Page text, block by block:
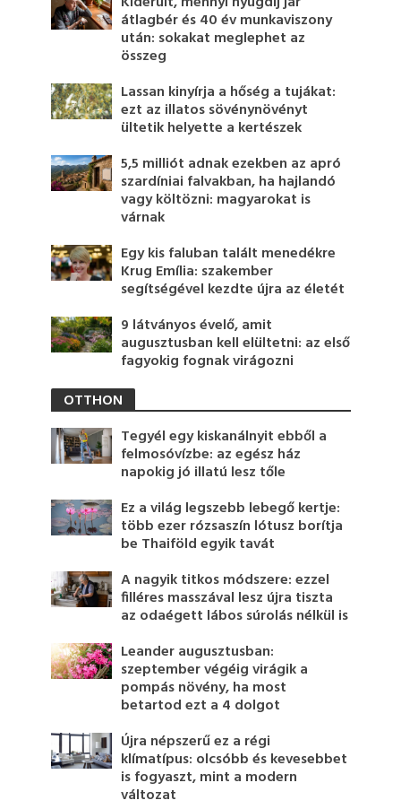
átlagbér és 40 év munkaviszony
után: sokakat meglephet az
összeg
Lassan kinyírja a hőség a tujákat:
ezt az illatos sövénynövényt
ültetik helyette a kertészek
5,5 milliót adnak ezekben az apró
szardíniai falvakban, ha hajlandó
vagy költözni: magyarokat is
várnak
Egy kis faluban talált menedékre
Krug Emília: szakember
segítségével kezdte újra az életét
9 látványos évelő, amit
augusztusban kell elültetni: az első
fagyokig fognak virágozni
OTTHON
Tegyél egy kiskanálnyit ebből a
felmosóvízbe: az egész ház
napokig jó illatú lesz tőle
Ez a világ legszebb lebegő kertje:
több ezer rózsaszín lótusz borítja
be Thaiföld egyik tavát
A nagyik titkos módszere: ezzel
filléres masszával lesz újra tiszta
az odaégett lábos súrolás nélkül is
Leander augusztusban:
szeptember végéig virágik a
pompás növény, ha most
betartod ezt a 4 dolgot
Újra népszerű ez a régi
klímatípus: olcsóbb és kevesebbet
is fogyaszt, mint a modern
változat